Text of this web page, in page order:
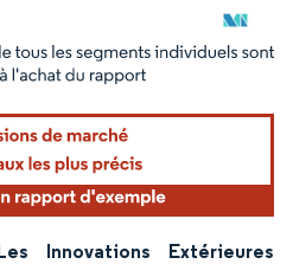
nécessite une attribution sous CC BY
Innovations Extérieures